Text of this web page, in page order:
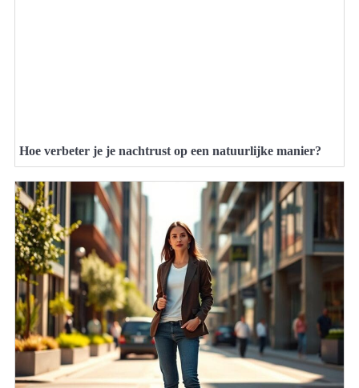
Hoe verbeter je je nachtrust op een natuurlijke manier?